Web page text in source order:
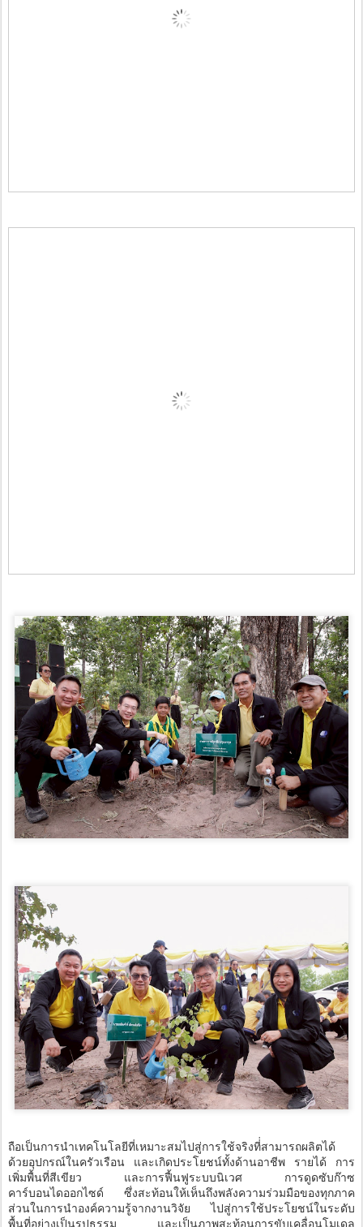
ถือเป็นการนำเทคโนโลยีที่เหมาะสมไปสู่การใช้จริงที่่สามารถผลิตได้
ด้วยอุปกรณ์ในครัวเรือน และเกิดประโยชน์ทั้งด้านอาชีพ รายได้ การ
เพิ่มพื้นที่สีเขียว และการฟื้นฟูระบบนิเวศ การดูดซับก๊าซ
คาร์บอนไดออกไซด์ ซึ่งสะท้อนให้เห็นถึงพลังความร่วมมือของทุกภาค
ส่วนในการนำองค์ความรู้จากงานวิจัย ไปสู่การใช้ประโยชน์ในระดับ
พื้นที่อย่างเป็นรูปธรรม และเป็นภาพสะท้อนการขับเคลื่อนโมเดล